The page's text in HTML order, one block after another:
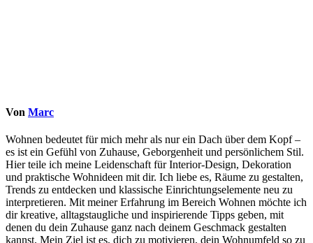
Von Marc
Wohnen bedeutet für mich mehr als nur ein Dach über dem Kopf –
es ist ein Gefühl von Zuhause, Geborgenheit und persönlichem Stil.
Hier teile ich meine Leidenschaft für Interior-Design, Dekoration
und praktische Wohnideen mit dir. Ich liebe es, Räume zu gestalten,
Trends zu entdecken und klassische Einrichtungselemente neu zu
interpretieren. Mit meiner Erfahrung im Bereich Wohnen möchte ich
dir kreative, alltagstaugliche und inspirierende Tipps geben, mit
denen du dein Zuhause ganz nach deinem Geschmack gestalten
kannst. Mein Ziel ist es, dich zu motivieren, dein Wohnumfeld so zu